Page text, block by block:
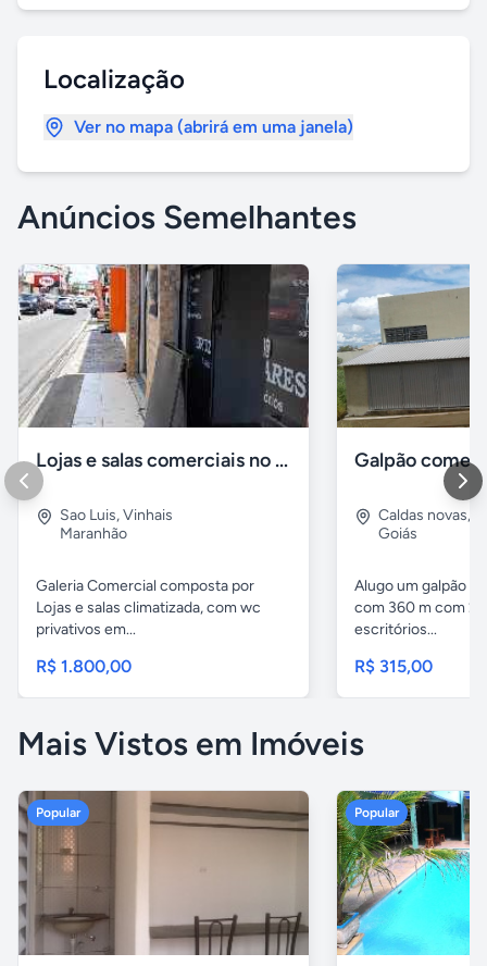
Localização
Ver no mapa (abrirá em uma janela)
Anúncios Semelhantes
Lojas e salas comerciais no vinhais
Sao Luis,Vinhais
Maranhão
Galeria Comercial composta por
Lojas e salas climatizada, com wc
privativos em...
R$ 1.800,00
Galpão
Caldas novas,
Goiás
Alugo um galpão
com 360 m com 2
escritórios...
R$ 315,00
Mais Vistos em Imóveis
Popular Popular